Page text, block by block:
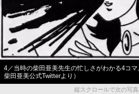
4／当時の柴田亜美先生の忙しさがわかる4コマ
柴田亜美公式Twitterより）
縦スクロールで次の写